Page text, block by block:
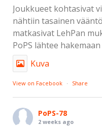
Joukkueet kohtasivat
nähtiin tasainen
matkasivat LehPan
PoPS lähtee
Kuva
View on Facebook · Share
PoPS-78
2 weeks ago